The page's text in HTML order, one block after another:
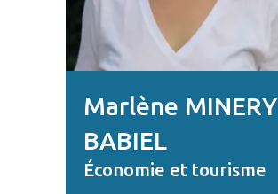
Marlène MINERY
BABIEL
Économie et tourisme